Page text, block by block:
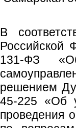
В
Российской
131-ФЗ
решением
45-225 «Об
проведения